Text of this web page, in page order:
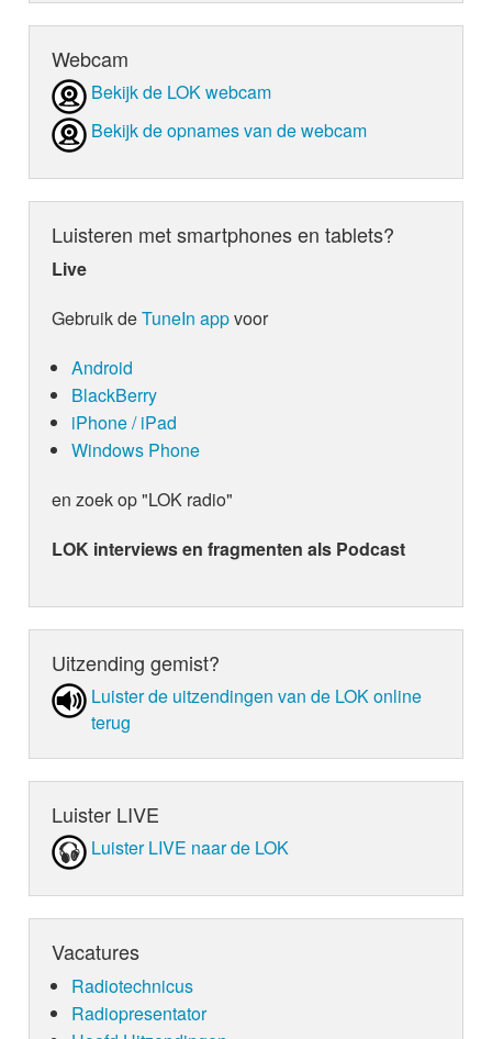
Webcam
Bekijk de LOK webcam
Bekijk de opnames van de webcam
Luisteren met smartphones en tablets?
Live
Gebruik deTuneIn appvoor
Android
BlackBerry
iPhone / iPad
Windows Phone
en zoek op "LOK radio"
LOK interviews en fragmenten als Podcast
Uitzending gemist?
Luister de uit­zen­din­gen van de LOK online
terug
Luister LIVE
Luister LIVE naar de LOK
Vacatures
Radiotechnicus
Radiopresentator